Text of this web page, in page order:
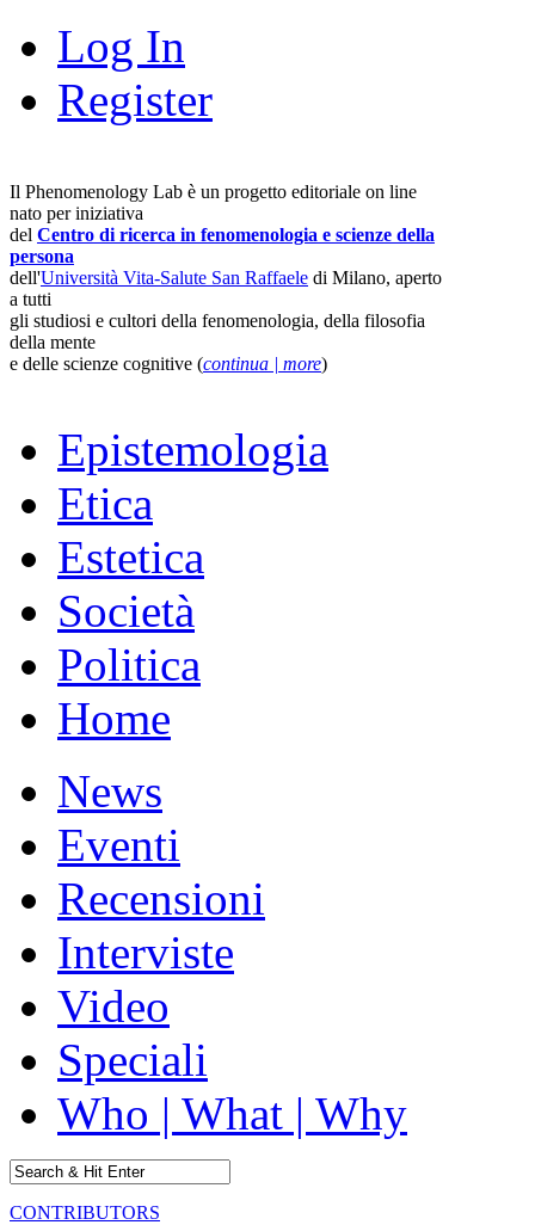
Log In
Register
Il Phenomenology Lab è un progetto editoriale on line
nato per iniziativa
del Centro di ricerca in fenomenologia e scienze della
persona
dell'Università Vita-Salute San Raffaele di Milano, aperto
a tutti
gli studiosi e cultori della fenomenologia, della filosofia
della mente
e delle scienze cognitive (continua | more)
Epistemologia
Etica
Estetica
Società
Politica
Home
News
Eventi
Recensioni
Interviste
Video
Speciali
Who | What | Why
CONTRIBUTORS